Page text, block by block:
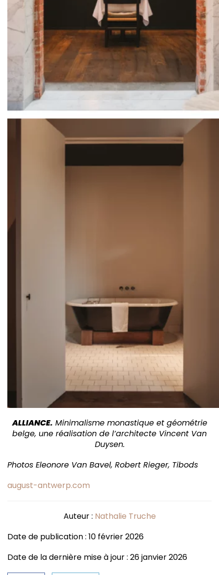
ALLIANCE. Minimalisme monastique et géométrie
belge, une réalisation de l’architecte Vincent Van
Duysen.
Photos Eleonore Van Bavel, Robert Rieger, Tibods
august-antwerp.com
Auteur : Nathalie Truche
Date de publication : 10 février 2026
Date de la dernière mise à jour : 26 janvier 2026